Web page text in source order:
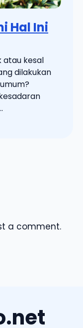
Hal Ini
atau kesal
dilakukan
a comment.